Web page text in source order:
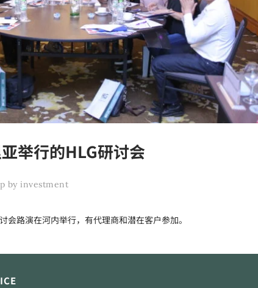
举行的HLG研讨会
by investment
会路演在河内举行，有代理商和潜在客户参加。